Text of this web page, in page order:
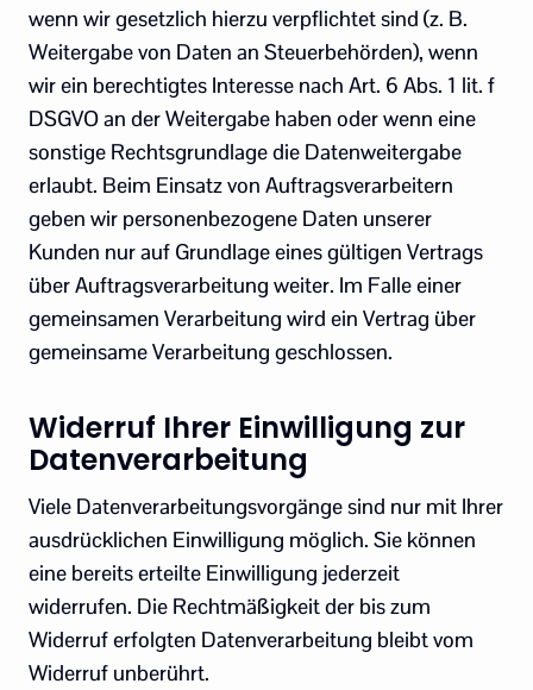
wenn wir gesetzlich hierzu verpflichtet sind (z. B.
Weitergabe von Daten an Steuerbehörden), wenn
wir ein berechtigtes Interesse nach Art. 6 Abs. 1 lit. f
DSGVO an der Weitergabe haben oder wenn eine
sonstige Rechtsgrundlage die Datenweitergabe
erlaubt. Beim Einsatz von Auftragsverarbeitern
geben wir personenbezogene Daten unserer
Kunden nur auf Grundlage eines gültigen Vertrags
über Auftragsverarbeitung weiter. Im Falle einer
gemeinsamen Verarbeitung wird ein Vertrag über
gemeinsame Verarbeitung geschlossen.
Widerruf Ihrer Einwilligung zur
Datenverarbeitung
Viele Datenverarbeitungsvorgänge sind nur mit Ihrer
ausdrücklichen Einwilligung möglich. Sie können
eine bereits erteilte Einwilligung jederzeit
widerrufen. Die Rechtmäßigkeit der bis zum
Widerruf erfolgten Datenverarbeitung bleibt vom
Widerruf unberührt.